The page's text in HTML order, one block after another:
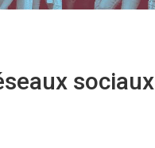
sociaux